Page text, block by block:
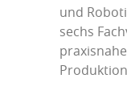
und
sechs